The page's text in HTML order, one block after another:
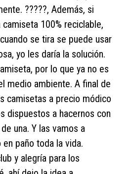
?????, Además, si
camiseta 100% reciclable,
se tira se puede usar
yo les daría la solución.
por lo que ya no es
medio ambiente. A final de
camisetas a precio módico
dispuestos a hacernos con
una. Y las vamos a
paño toda la vida.
y alegría para los